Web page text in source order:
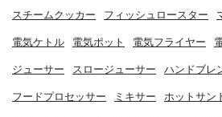
スチームクッカー フィッシュロースター
電気ケトル 電気ポット 電気フライヤー
ジューサー スロージューサー ハンドブレ
フードプロセッサー ミキサー ホットサン